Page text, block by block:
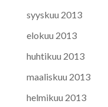
syyskuu 2013
elokuu 2013
huhtikuu 2013
maaliskuu 2013
helmikuu 2013